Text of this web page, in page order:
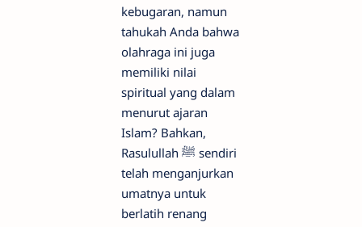
kebugaran, namun
tahukah Anda bahwa
olahraga ini juga
memiliki nilai
spiritual yang dalam
menurut ajaran
Islam? Bahkan,
Rasulullah ﷺ sendiri
telah menganjurkan
umatnya untuk
berlatih renang